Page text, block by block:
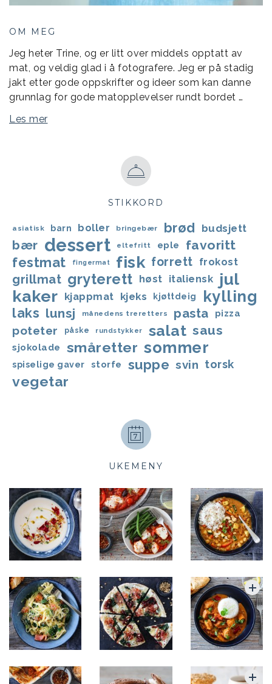
OM MEG
Jeg heter Trine, og er litt over middels opptatt av
mat, og veldig glad i å fotografere. Jeg er på stadig
jakt etter gode oppskrifter og ideer som kan danne
grunnlag for gode matopplevelser rundt bordet …
Les mer
STIKKORD
asiatisk barn boller bringebær brød budsjett
bær dessert eltefritt eple favoritt
festmat fingermat fisk forrett frokost
grillmat gryterett høst italiensk
jul
kaker kjappmat kjeks kjøttdeig kylling
laks lunsj månedens treretters pasta pizza
poteter påske rundstykker salat saus
sjokolade småretter sommer
spiselige gaver storfe suppe svin torsk
vegetar
UKEMENY